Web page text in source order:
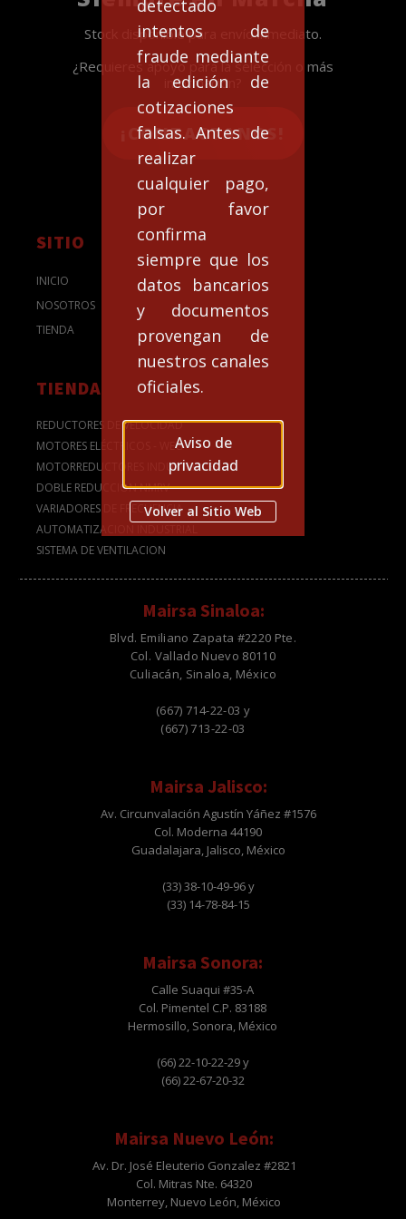
detectado
intentos de
fraude mediante
la edición de
cotizaciones
falsas. Antes de
realizar
cualquier pago,
por favor
confirma
siempre que los
datos bancarios
y documentos
provengan de
nuestros canales
oficiales.
Aviso de
privacidad
Volver al Sitio Web
Stock disponible para envío inmediato.
¿Requieres apoyo para la selección o más
información?
¡CONTACTANOS!
SITIO
INICIO
NOSOTROS
TIENDA
TIENDA
REDUCTORES DE VELOCIDAD
MOTORES ELÉCTRICOS - WEG
MOTORREDUCTORES INDUSTRIALES
DOBLE REDUCCIÓN NMRV
VARIADORES DE FRECUENCIA
AUTOMATIZACION INDUSTRIAL
SISTEMA DE VENTILACION
Mairsa Sinaloa:
Blvd. Emiliano Zapata #2220 Pte.
Col. Vallado Nuevo 80110
Culiacán, Sinaloa, México
(667) 714-22-03 y
(667) 713-22-03
Mairsa Jalisco:
Av. Circunvalación Agustín Yáñez #1576
Col. Moderna 44190
Guadalajara, Jalisco, México
(33) 38-10-49-96 y
(33) 14-78-84-15
Mairsa Sonora:
Calle Suaqui #35-A
Col. Pimentel C.P. 83188
Hermosillo, Sonora, México
(66) 22-10-22-29 y
(66) 22-67-20-32
Mairsa Nuevo León:
Av. Dr. José Eleuterio Gonzalez #2821
Col. Mitras Nte. 64320
Monterrey, Nuevo León, México